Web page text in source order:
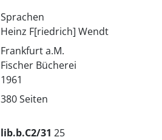
Sprachen
Heinz F[riedrich] Wendt
Frankfurt a.M.
Fischer Bücherei
1961
380 Seiten
lib.b.C2/31 25